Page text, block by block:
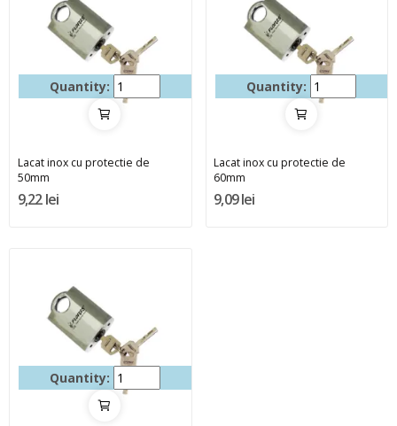
Quantity:
Lacat inox cu protectie de
50mm
9,22 lei
Quantity:
Lacat inox cu protectie de
60mm
9,09 lei
Quantity: